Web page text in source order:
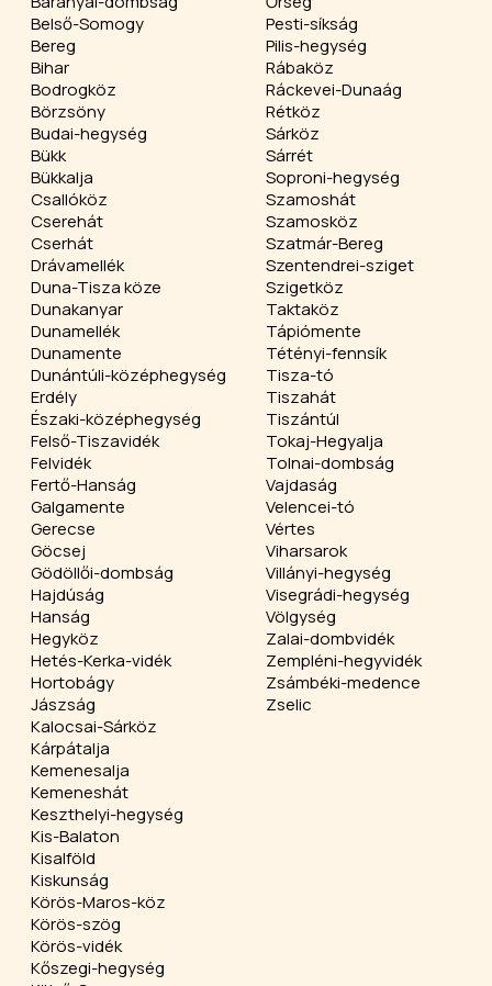
Belső-Somogy
Bereg
Bihar
Bodrogköz
Börzsöny
Budai-hegység
Bükk
Bükkalja
Csallóköz
Cserehát
Cserhát
Drávamellék
Duna-Tisza köze
Dunakanyar
Dunamellék
Dunamente
Dunántúli-középhegység
Erdély
Északi-középhegység
Felső-Tiszavidék
Felvidék
Fertő-Hanság
Galgamente
Gerecse
Göcsej
Gödöllői-dombság
Hajdúság
Hanság
Hegyköz
Hetés-Kerka-vidék
Hortobágy
Jászság
Kalocsai-Sárköz
Kárpátalja
Kemenesalja
Kemeneshát
Keszthelyi-hegység
Kis-Balaton
Kisalföld
Kiskunság
Körös-Maros-köz
Körös-szög
Körös-vidék
Kőszegi-hegység
Pesti-síkság
Pilis-hegység
Rábaköz
Ráckevei-Dunaág
Rétköz
Sárköz
Sárrét
Soproni-hegység
Szamoshát
Szamosköz
Szatmár-Bereg
Szentendrei-sziget
Szigetköz
Taktaköz
Tápiómente
Tétényi-fennsík
Tisza-tó
Tiszahát
Tiszántúl
Tokaj-Hegyalja
Tolnai-dombság
Vajdaság
Velencei-tó
Vértes
Viharsarok
Villányi-hegység
Visegrádi-hegység
Völgység
Zalai-dombvidék
Zempléni-hegyvidék
Zsámbéki-medence
Zselic